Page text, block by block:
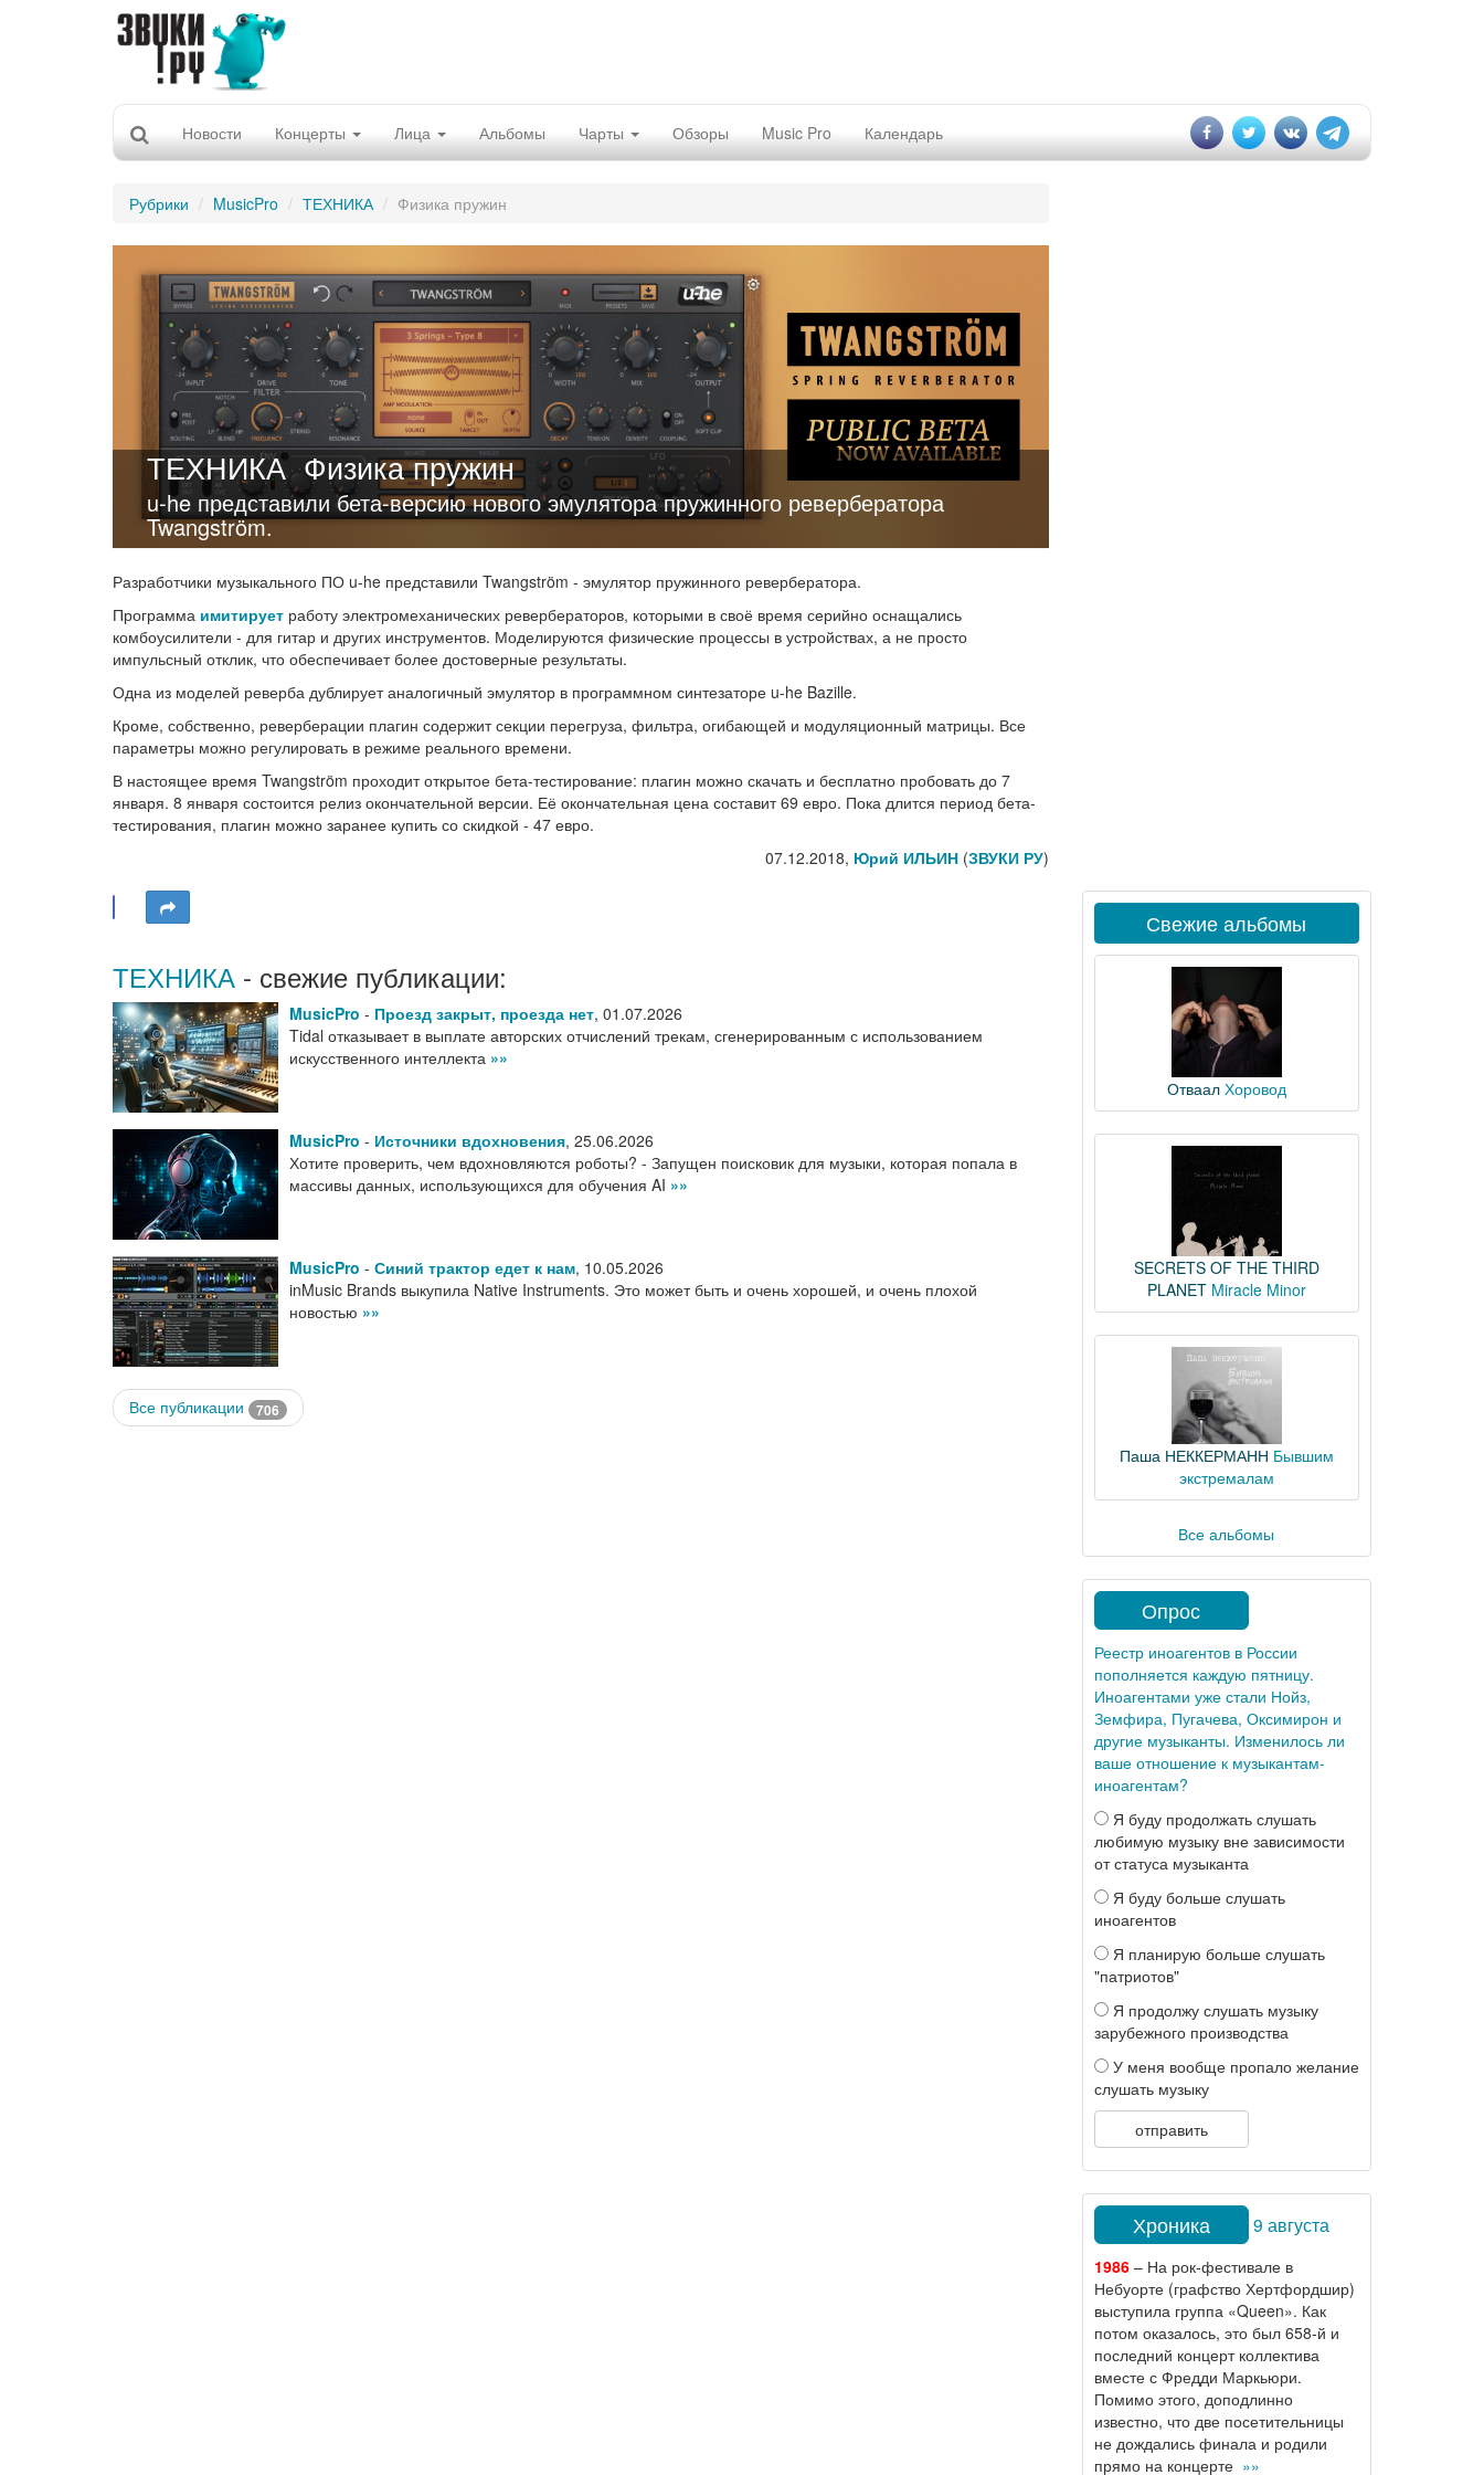
Новости Концерты Лица Альбомы Чарты Обзоры Music Pro Календарь
Рубрики MusicPro ТЕХНИКА Физика пружин
ТЕХНИКА Физика пружин
u-he представили бета-версию нового эмулятора пружинного ревербератора
Twangström.
Разработчики музыкального ПО u-he представили Twangström - эмулятор пружинного ревербератора.
Программа имитирует работу электромеханических ревербераторов, которыми в своё время серийно оснащались
комбоусилители - для гитар и других инструментов. Моделируются физические процессы в устройствах, а не просто
импульсный отклик, что обеспечивает более достоверные результаты.
Одна из моделей реверба дублирует аналогичный эмулятор в программном синтезаторе u-he Bazille.
Кроме, собственно, реверберации плагин содержит секции перегруза, фильтра, огибающей и модуляционный матрицы. Все
параметры можно регулировать в режиме реального времени.
В настоящее время Twangström проходит открытое бета-тестирование: плагин можно скачать и бесплатно пробовать до 7
января. 8 января состоится релиз окончательной версии. Её окончательная цена составит 69 евро. Пока длится период бета-
тестирования, плагин можно заранее купить со скидкой - 47 евро.
07.12.2018, Юрий ИЛЬИН(ЗВУКИ РУ)
ТЕХНИКА - свежие публикации:
MusicPro - Проезд закрыт, проезда нет, 01.07.2026
Tidal отказывает в выплате авторских отчислений трекам, сгенерированным с использованием
искусственного интеллекта »»
MusicPro - Источники вдохновения, 25.06.2026
Хотите проверить, чем вдохновляются роботы? - Запущен поисковик для музыки, которая попала в
массивы данных, использующихся для обучения AI »»
MusicPro - Синий трактор едет к нам, 10.05.2026
inMusic Brands выкупила Native Instruments. Это может быть и очень хорошей, и очень плохой
новостью »»
Все публикации 706
Свежие альбомы
Отваал Хоровод
SECRETS OF THE THIRD
PLANET Miracle Minor
Паша НЕККЕРМАНН Бывшим
экстремалам
Все альбомы
Опрос
Реестр иноагентов в России
пополняется каждую пятницу.
Иноагентами уже стали Нойз,
Земфира, Пугачева, Оксимирон и
другие музыканты. Изменилось ли
ваше отношение к музыкантам-
иноагентам?
Я буду продолжать слушать
любимую музыку вне зависимости
от статуса музыканта
Я буду больше слушать
иноагентов
Я планирую больше слушать
"патриотов"
Я продолжу слушать музыку
зарубежного производства
У меня вообще пропало желание
слушать музыку
отправить
Хроника 9 августа
1986– На рок-фестивале в
Небуорте (графство Хертфордшир)
выступила группа «Queen». Как
потом оказалось, это был 658-й и
последний концерт коллектива
вместе с Фредди Маркьюри.
Помимо этого, доподлинно
известно, что две посетительницы
не дождались финала и родили
прямо на концерте »»